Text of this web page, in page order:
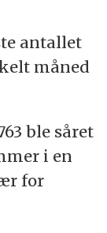
antallet
måned
ble såret
i en
for